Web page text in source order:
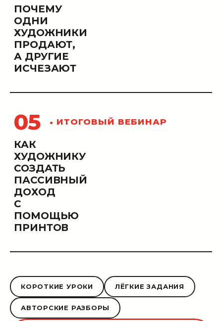
ПОЧЕМУ
ОДНИ
ХУДОЖНИКИ
ПРОДАЮТ,
А ДРУГИЕ
ИСЧЕЗАЮТ
05 ● ИТОГОВЫЙ ВЕБИНАР
КАК
ХУДОЖНИКУ
СОЗДАТЬ
ПАССИВНЫЙ
ДОХОД
С
ПОМОЩЬЮ
ПРИНТОВ
КОРОТКИЕ УРОКИ ЛЁГКИЕ ЗАДАНИЯ
АВТОРСКИЕ РАЗБОРЫ